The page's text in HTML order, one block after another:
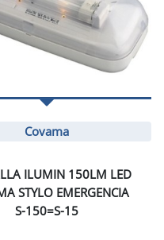
Covama
ILUMIN 150LM LED
STYLO EMERGENCIA
S-150=S-15